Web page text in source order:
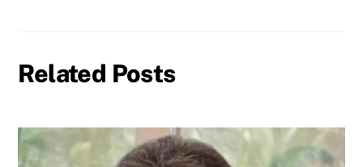
Related Posts